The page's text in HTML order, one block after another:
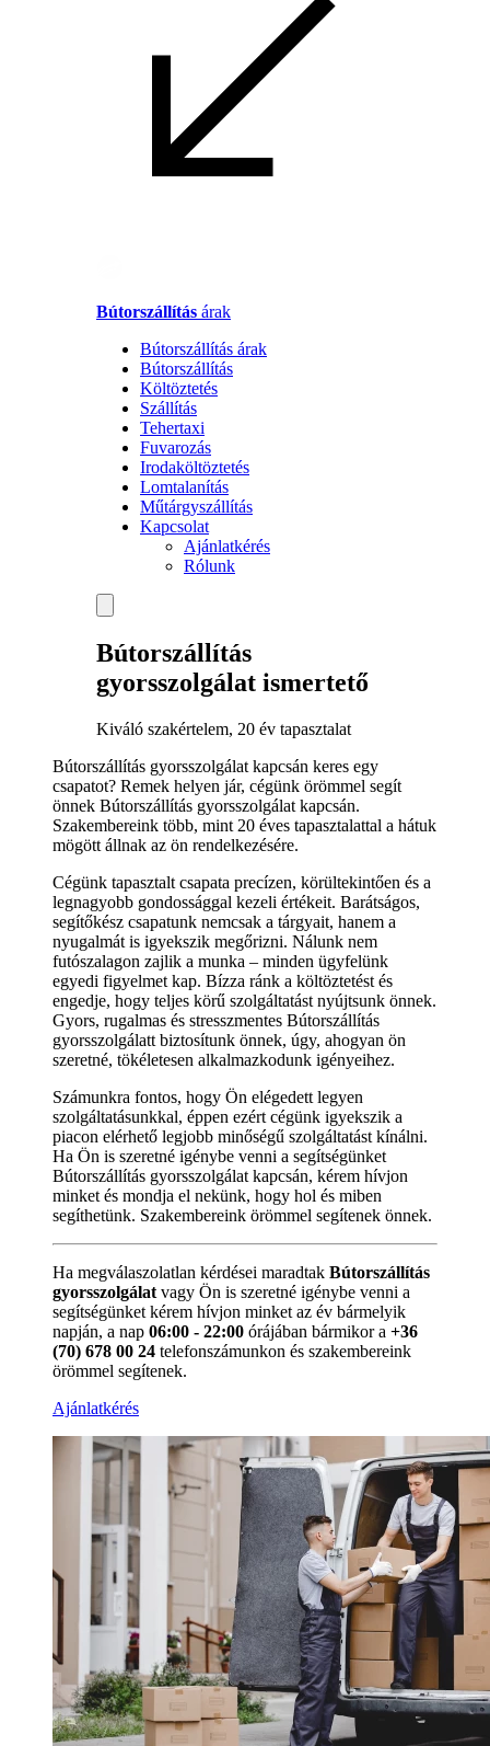
Bútorszállítás árak
Bútorszállítás árak
Bútorszállítás
Költöztetés
Szállítás
Tehertaxi
Fuvarozás
Irodaköltöztetés
Lomtalanítás
Műtárgyszállítás
Kapcsolat
Ajánlatkérés
Rólunk
Bútorszállítás
gyorsszolgálat ismertető
Kiváló szakértelem, 20 év tapasztalat
Bútorszállítás gyorsszolgálat kapcsán keres egy
csapatot? Remek helyen jár, cégünk örömmel segít
önnek Bútorszállítás gyorsszolgálat kapcsán.
Szakembereink több, mint 20 éves tapasztalattal a hátuk
mögött állnak az ön rendelkezésére.
Cégünk tapasztalt csapata precízen, körültekintően és a
legnagyobb gondossággal kezeli értékeit. Barátságos,
segítőkész csapatunk nemcsak a tárgyait, hanem a
nyugalmát is igyekszik megőrizni. Nálunk nem
futószalagon zajlik a munka – minden ügyfelünk
egyedi figyelmet kap. Bízza ránk a költöztetést és
engedje, hogy teljes körű szolgáltatást nyújtsunk önnek.
Gyors, rugalmas és stresszmentes Bútorszállítás
gyorsszolgálatt biztosítunk önnek, úgy, ahogyan ön
szeretné, tökéletesen alkalmazkodunk igényeihez.
Számunkra fontos, hogy Ön elégedett legyen
szolgáltatásunkkal, éppen ezért cégünk igyekszik a
piacon elérhető legjobb minőségű szolgáltatást kínálni.
Ha Ön is szeretné igénybe venni a segítségünket
Bútorszállítás gyorsszolgálat kapcsán, kérem hívjon
minket és mondja el nekünk, hogy hol és miben
segíthetünk. Szakembereink örömmel segítenek önnek.
Ha megválaszolatlan kérdései maradtak Bútorszállítás
gyorsszolgálat vagy Ön is szeretné igénybe venni a
segítségünket kérem hívjon minket az év bármelyik
napján, a nap 06:00 - 22:00 órájában bármikor a +36
(70) 678 00 24 telefonszámunkon és szakembereink
örömmel segítenek.
Ajánlatkérés